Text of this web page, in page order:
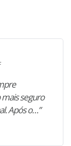
seguro
Após o…”